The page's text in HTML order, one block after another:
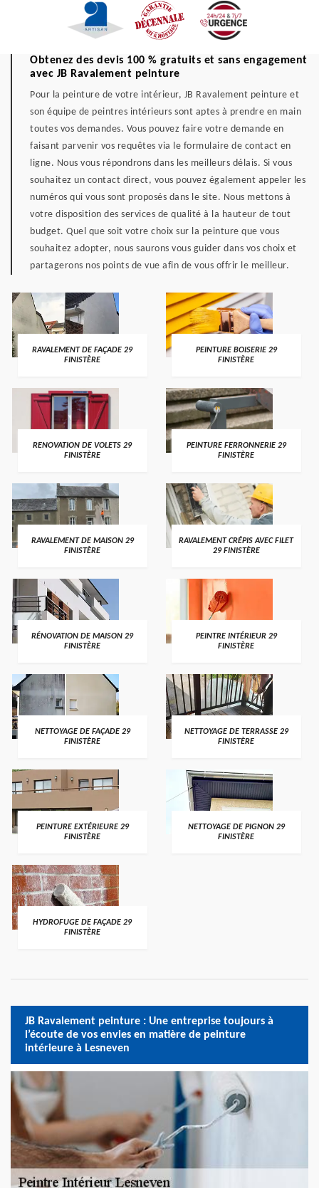
Obtenez des devis 100 % gratuits et sans engagement
avec JB Ravalement peinture
Pour la peinture de votre intérieur, JB Ravalement peinture et
son équipe de peintres intérieurs sont aptes à prendre en main
toutes vos demandes. Vous pouvez faire votre demande en
faisant parvenir vos requêtes via le formulaire de contact en
ligne. Nous vous répondrons dans les meilleurs délais. Si vous
souhaitez un contact direct, vous pouvez également appeler les
numéros qui vous sont proposés dans le site. Nous mettons à
votre disposition des services de qualité à la hauteur de tout
budget. Quel que soit votre choix sur la peinture que vous
souhaitez adopter, nous saurons vous guider dans vos choix et
partagerons nos points de vue afin de vous offrir le meilleur.
RAVALEMENT DE FAÇADE 29
FINISTÈRE
PEINTURE BOISERIE 29
FINISTÈRE
RENOVATION DE VOLETS 29
FINISTÈRE
PEINTURE FERRONNERIE 29
FINISTÈRE
RAVALEMENT DE MAISON 29
FINISTÈRE
RAVALEMENT CRÉPIS AVEC FILET
29 FINISTÈRE
RÉNOVATION DE MAISON 29
FINISTÈRE
PEINTRE INTÉRIEUR 29
FINISTÈRE
NETTOYAGE DE FAÇADE 29
FINISTÈRE
NETTOYAGE DE TERRASSE 29
FINISTÈRE
PEINTURE EXTÉRIEURE 29
FINISTÈRE
NETTOYAGE DE PIGNON 29
FINISTÈRE
HYDROFUGE DE FAÇADE 29
FINISTÈRE
JB Ravalement peinture : Une entreprise toujours à
l’écoute de vos envies en matière de peinture
intérieure à Lesneven